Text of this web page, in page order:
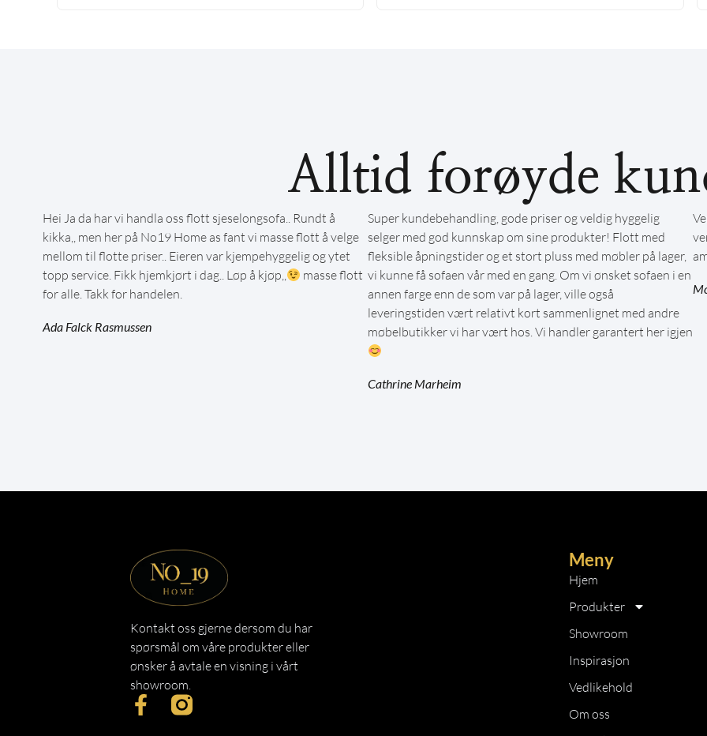
Alltid forøyde
Hei Ja da har vi handla oss flott sjeselongsofa.. Rundt å
kikka,, men her på No19 Home as fant vi masse flott å velge
mellom til flotte priser.. Eieren var kjempehyggelig og ytet
topp service. Fikk hjemkjørt i dag.. Løp å kjøp,,
masse flott
for alle. Takk for handelen.
Ada Falck Rasmussen
Super kundebehandling, gode priser og veldig hyggelig
selger med god kunnskap om sine produkter! Flott med
fleksible åpningstider og et stort pluss med møbler på lager,
vi kunne få sofaen vår med en gang. Om vi ønsket sofaen i en
annen farge enn de som var på lager, ville også
leveringstiden vært relativt kort sammenlignet med andre
møbelbutikker vi har vært hos. Vi handler garantert her igjen
Cathrine Marheim
Kontakt oss gjerne dersom du har
spørsmål om våre produkter eller
ønsker å avtale en visning i vårt
showroom.
Meny
Hjem
Produkter
Showroom
Inspirasjon
Vedlikehold
Om oss